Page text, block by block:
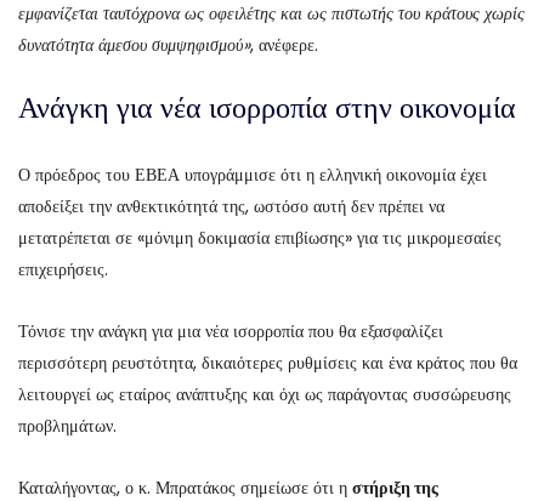
εμφανίζεται ταυτόχρονα ως οφειλέτης και ως πιστωτής του κράτους χωρίς
δυνατότητα άμεσου συμψηφισμού», ανέφερε.
Ανάγκη για νέα ισορροπία στην οικονομία
Ο πρόεδρος του ΕΒΕΑ υπογράμμισε ότι η ελληνική οικονομία έχει
αποδείξει την ανθεκτικότητά της, ωστόσο αυτή δεν πρέπει να
μετατρέπεται σε «μόνιμη δοκιμασία επιβίωσης» για τις μικρομεσαίες
επιχειρήσεις.
Τόνισε την ανάγκη για μια νέα ισορροπία που θα εξασφαλίζει
περισσότερη ρευστότητα, δικαιότερες ρυθμίσεις και ένα κράτος που θα
λειτουργεί ως εταίρος ανάπτυξης και όχι ως παράγοντας συσσώρευσης
προβλημάτων.
Καταλήγοντας, ο κ. Μπρατάκος σημείωσε ότι η στήριξη της